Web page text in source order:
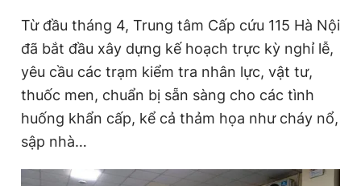
Từ đầu tháng 4, Trung tâm Cấp cứu 115 Hà Nội
đã bắt đầu xây dựng kế hoạch trực kỳ nghỉ lễ,
yêu cầu các trạm kiểm tra nhân lực, vật tư,
thuốc men, chuẩn bị sẵn sàng cho các tình
huống khẩn cấp, kể cả thảm họa như cháy nổ,
sập nhà…